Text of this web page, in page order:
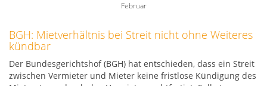
Februar
BGH: Mietverhältnis bei Streit nicht ohne Weiteres
kündbar
Der Bundesgerichtshof (BGH) hat entschieden, dass ein Streit
zwischen Vermieter und Mieter keine fristlose Kündigung des